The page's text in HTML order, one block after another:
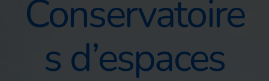
Conservatoire
s d’espaces